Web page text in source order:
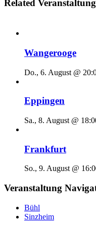
Related
Wangerooge
Do., 6. August @
Eppingen
Sa., 8. August @
Frankfurt
So., 9. August @
Veranstaltung
Bühl
Sinzheim